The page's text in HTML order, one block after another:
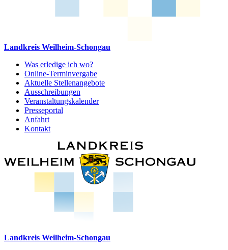
Landkreis Weilheim-Schongau
Was erledige ich wo?
Online-Terminvergabe
Aktuelle Stellenangebote
Ausschreibungen
Veranstaltungskalender
Presseportal
Anfahrt
Kontakt
Landkreis Weilheim-Schongau